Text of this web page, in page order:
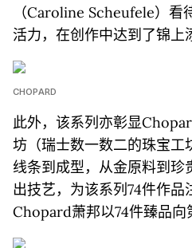
（Caroline Scheufele）看
活力，在创作中达到了锦上
CHOPARD
此外，该系列亦彰显
坊（瑞士数一数二的珠宝工
线条到成型，从金原料到珍
出技艺，为该系列74件作品
Chopard萧邦以74件臻品向